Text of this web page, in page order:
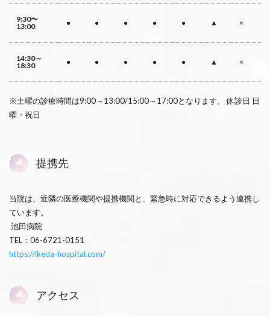
9:30〜
13:00
● ● ● ● ● ▲ ×
14:30～
18:30
● ● ● ● ● ▲ ×
※土曜の診療時間は9:00～13:00/15:00～17:00となります。 休診日 日
曜・祝日
提携先
当院は、近隣の医療機関や提携機関と、緊急時に対応できるよう連携し
ています。
池田病院
TEL：06-6721-0151
https://ikeda-hospital.com/
アクセス